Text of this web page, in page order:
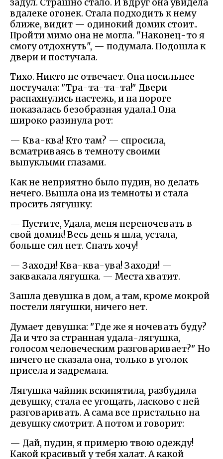
задул. Страшно стало. И вдруг она увидела
вдалеке огонек. Стала подходить к нему
ближе, видит — одинокий домик стоит..
Пройти мимо она не могла. "Наконец-то я
смогу отдохнуть", — подумала. Подошла к
двери и постучала.
Тихо. Никто не отвечает. Она посильнее
постучала: "Тра-та-та-та!" Двери
распахнулись настежь, и на пороге
показалась безобразная удала.1 Она
широко разинула рот:
— Ква-ква! Кто там? — спросила,
всматриваясь в темноту своими
выпуклыми глазами.
Как не неприятно было пудин, но делать
нечего. Вышла она из темноты и стала
просить лягушку:
— Пустите, Удала, меня переночевать в
свой домик! Весь день я шла, устала,
больше сил нет. Спать хочу!
— Заходи! Ква-ква-ува! Заходи! —
заквакала лягушка. — Места хватит.
Зашла девушка в дом, а там, кроме мокрой
постели лягушки, ничего нет.
Думает девушка: "Где же я ночевать буду?
Да и что за странная удала-лягушка,
голосом человеческим разговаривает?" Но
ничего не сказала она, только в уголок
присела и задремала.
Лягушка чайник вскипятила, разбудила
девушку, стала ее угощать, ласково с ней
разговаривать. А сама все пристально на
девушку смотрит. А потом и говорит:
— Дай, пудин, я примерю твою одежду!
Какой красивый у тебя халат. А какой